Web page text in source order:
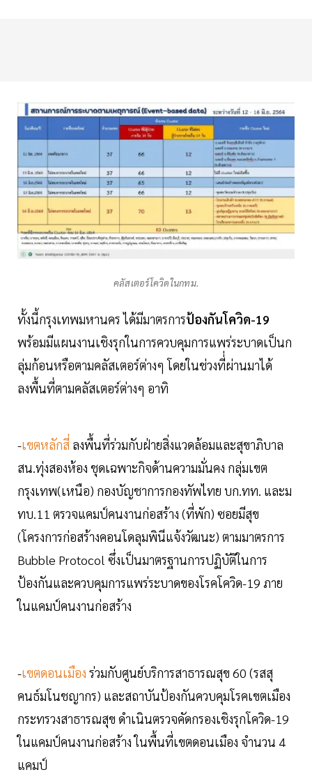
คลัสเตอร์โควิดในกทม.
ทั้งนี้กรุงเทพมหานคร ได้มีมาตรการป้องกันโควิด-19
พร้อมมีแผนงานเชิงรุกในการควบคุมการแพร่ระบาดเป็นก
ลุ่มก้อนหรือตามคลัสเตอร์ต่างๆ โดยในช่วงที่่ผ่านมาได้
ลงพื้นที่ตามคลัสเตอร์ต่างๆ อาทิ
-เขตหลักสี่ ลงพื้นที่ร่วมกับฝ่ายสิ่งแวดล้อมและสุขาภิบาล
สน.ทุ่งสองห้อง ชุดเฉพาะกิจด้านความมั่นคง กลุ่มเขต
กรุงเทพ(เหนือ) กองบัญชาการกองทัพไทย บก.ทท. และม
ทบ.11 ตรวจแคมป์คนงานก่อสร้าง (ที่พัก) ซอยมีสุข
(โครงการก่อสร้างคอนโดลุมพินีแจ้งวัฒนะ) ตามมาตรการ
Bubble Protocol ซึ่งเป็นมาตรฐานการปฏิบัติในการ
ป้องกันและควบคุมการแพร่ระบาดของโรคโควิด-19 ภาย
ในแคมป์คนงานก่อสร้าง
-เขตดอนเมือง ร่วมกับศูนย์บริการสาธารณสุข 60 (รสสุ
คนธ์มโนชญากร) และสถาบันป้องกันควบคุมโรคเขตเมือง
กระทรวงสาธารณสุข ดำเนินตรวจคัดกรองเชิงรุกโควิด-19
ในแคมป์คนงานก่อสร้าง ในพื้นที่เขตดอนเมือง จำนวน 4
แคมป์